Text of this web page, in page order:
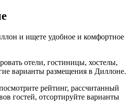
и ищете удобное и комфортное
отели, гостиницы, хостелы,
варианты размещения в Диллоне.
рейтинг, рассчитанный
гостей, отсортируйте варианты